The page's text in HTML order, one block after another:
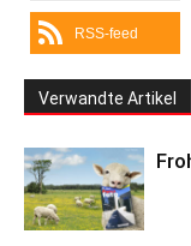
RSS-feed
Verwandte Artikel